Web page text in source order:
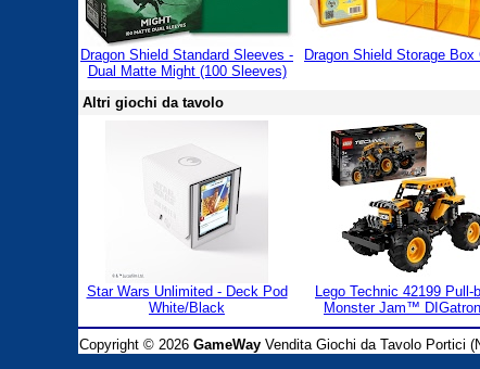
Dragon Shield Standard Sleeves -
Dual Matte Might (100 Sleeves)
Dragon Shield Storage Box
Altri giochi da tavolo
Star Wars Unlimited - Deck Pod
White/Black
Lego Technic 42199 Pull-
Monster Jam™
Copyright © 2026 GameWay Vendita Giochi da Tavolo Portici